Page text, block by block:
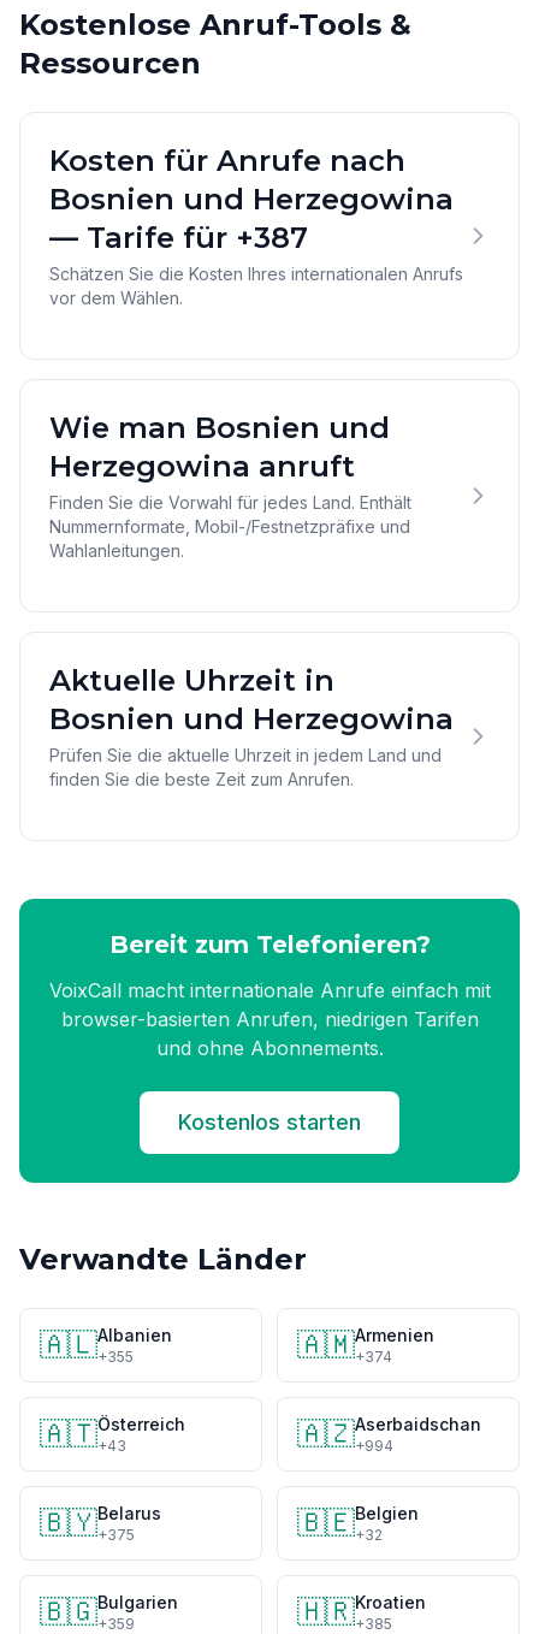
Kostenlose Anruf-Tools &
Ressourcen
Kosten für Anrufe nach
Bosnien und Herzegowina
— Tarife für +387
Schätzen Sie die Kosten Ihres internationalen Anrufs
vor dem Wählen.
Wie man Bosnien und
Herzegowina anruft
Finden Sie die Vorwahl für jedes Land. Enthält
Nummernformate, Mobil-/Festnetzpräfixe und
Wahlanleitungen.
Aktuelle Uhrzeit in
Bosnien und Herzegowina
Prüfen Sie die aktuelle Uhrzeit in jedem Land und
finden Sie die beste Zeit zum Anrufen.
Bereit zum Telefonieren?
VoixCall macht internationale Anrufe einfach mit
browser-basierten Anrufen, niedrigen Tarifen
und ohne Abonnements.
Kostenlos starten
Verwandte Länder
🇦🇱Albanien
+355 🇦🇲Armenien
+374
🇦🇹Österreich
+43 🇦🇿Aserbaidschan
+994
🇧🇾Belarus
+375 🇧🇪Belgien
+32
🇧🇬Bulgarien
+359 🇭🇷Kroatien
+385